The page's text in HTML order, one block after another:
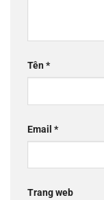
Tên*
Email *
Trang web